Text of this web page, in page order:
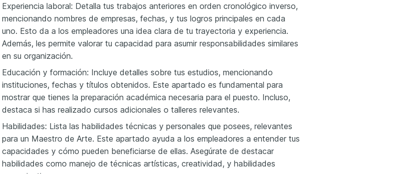
Experiencia laboral: Detalla tus trabajos anteriores en orden cronológico inverso,
mencionando nombres de empresas, fechas, y tus logros principales en cada
uno. Esto da a los empleadores una idea clara de tu trayectoria y experiencia.
Además, les permite valorar tu capacidad para asumir responsabilidades similares
en su organización.
Educación y formación: Incluye detalles sobre tus estudios, mencionando
instituciones, fechas y títulos obtenidos. Este apartado es fundamental para
mostrar que tienes la preparación académica necesaria para el puesto. Incluso,
destaca si has realizado cursos adicionales o talleres relevantes.
Habilidades: Lista las habilidades técnicas y personales que posees, relevantes
para un Maestro de Arte. Este apartado ayuda a los empleadores a entender tus
capacidades y cómo pueden beneficiarse de ellas. Asegúrate de destacar
habilidades como manejo de técnicas artísticas, creatividad, y habilidades